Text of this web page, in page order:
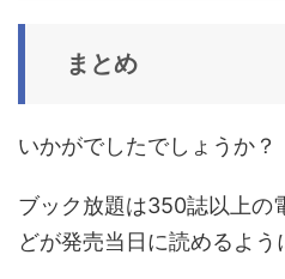
まとめ
いかがでしたでしょうか？
ブック放題は350誌以上の
どが発売当日に読めるよう